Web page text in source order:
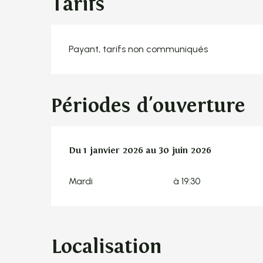
Payant, tarifs non communiqués
Périodes d'ouverture
Du 1 janvier 2026 au 30 juin 2026
Du 1 janvier 2026 au 30 juin 2026
Mardi à 19:30
Localisation